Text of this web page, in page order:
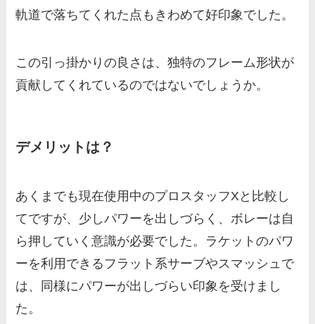
軌道で落ちてくれた点もきわめて好印象でした。
この引っ掛かりの良さは、独特のフレーム形状が
貢献してくれているのではないでしょうか。
デメリットは？
あくまでも現在使用中のプロスタッフXと比較し
てですが、少しパワーを出しづらく、ボレーは自
ら押していく意識が必要でした。ラケットのパワ
ーを利用できるフラット系サーブやスマッシュで
は、同様にパワーが出しづらい印象を受けまし
た。